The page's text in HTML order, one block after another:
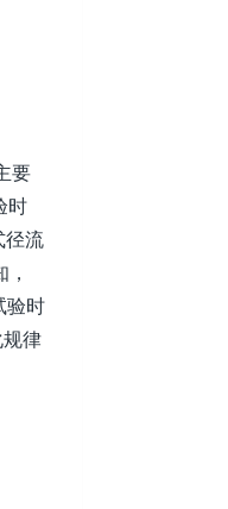
要
时
径流
验时
律